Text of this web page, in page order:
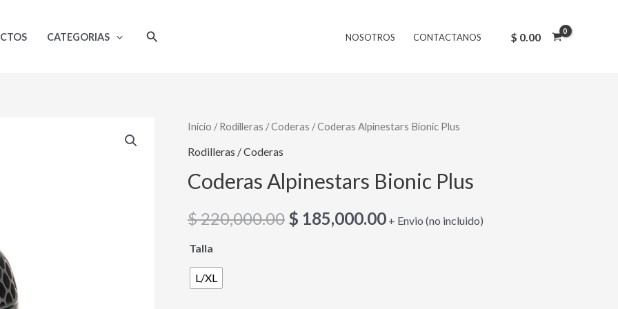
CATEGORIAS Buscar NOSOTROS CONTACTANOS $ 0.00
Inicio /Rodilleras / Coderas / Coderas Alpinestars Bionic Plus
Rodilleras / Coderas
Coderas Alpinestars Bionic Plus
$220,000.00
El
original
era:
$ 185,000.00
El
actual
es:
+ Envio (no incluido)
Talla
L/XL
Coderas
Alpinestars
Plus
$ 220,000.00.$ 185,000.00.